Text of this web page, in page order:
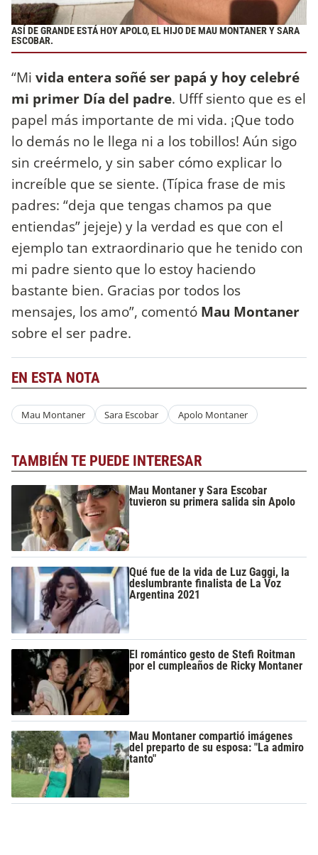
ASÍ DE GRANDE ESTÁ HOY APOLO, EL HIJO DE MAU MONTANER Y SARA
ESCOBAR.
“Mi vida entera soñé ser papá y hoy celebré
mi primer Día del padre. Ufff siento que es el
papel más importante de mi vida. ¡Que todo
lo demás no le llega ni a los tobillos! Aún sigo
sin creérmelo, y sin saber cómo explicar lo
increíble que se siente. (Típica frase de mis
padres: “deja que tengas chamos pa que
entiendas” jejeje) y la verdad es que con el
ejemplo tan extraordinario que he tenido con
mi padre siento que lo estoy haciendo
bastante bien. Gracias por todos los
mensajes, los amo”, comentó Mau Montaner
sobre el ser padre.
EN ESTA NOTA
Mau Montaner Sara Escobar Apolo Montaner
TAMBIÉN TE PUEDE INTERESAR
Mau Montaner y Sara Escobar
tuvieron su primera salida sin Apolo
Qué fue de la vida de Luz Gaggi, la
deslumbrante finalista de La Voz
Argentina 2021
El romántico gesto de Stefi Roitman
por el cumpleaños de Ricky Montaner
Mau Montaner compartió imágenes
del preparto de su esposa: "La admiro
tanto"